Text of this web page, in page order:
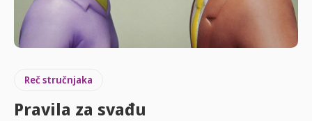
Reč stručnjaka
Pravila za svađu